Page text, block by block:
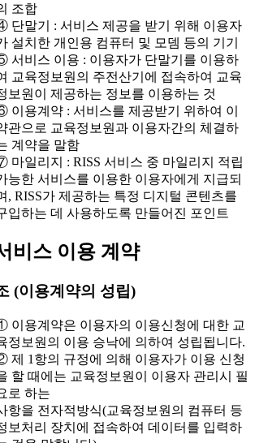
조합
단말기 : 서비스 제공을 받기 위해 이용자
설치한 개인용 컴퓨터 및 모뎀 등의 기기
서비스 이용 : 이용자가 단말기를 이용하
교육정보원의 주전산기에 접속하여 교육
보원이 제공하는 정보를 이용하는 것
이용계약 : 서비스를 제공받기 위하여 이
관으로 교육정보원과 이용자간의 체결하
계약을 말함
마일리지 : RISS 서비스 중 마일리지 적립
능한 서비스를 이용한 이용자에게 지급되
, RISS가 제공하는 특정 디지털 콘텐츠를
입하는 데 사용하도록 만들어진 포인트
비스 이용 계약
(이용계약의 성립)
이용계약은 이용자의 이용신청에 대한 교
정보원의 이용 승낙에 의하여 성립됩니다.
제 1항의 규정에 의해 이용자가 이용 신청
할 때에는 교육정보원이 이용자 관리시 필
로 하는
항을 전자적방식(교육정보원의 컴퓨터 등
보처리 장치에 접속하여 데이터를 입력하